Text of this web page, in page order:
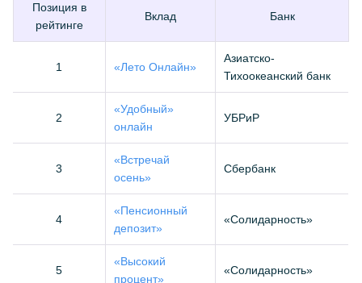
Позиция в
рейтинге
Вклад Банк
1 «Лето Онлайн»
Азиатско-
Тихоокеанский банк
2
«Удобный»
онлайн
УБРиР
3
«Встречай
осень»
Сбербанк
4
«Пенсионный
депозит»
«Солидарность»
5
«Высокий
процент»
«Солидарность»